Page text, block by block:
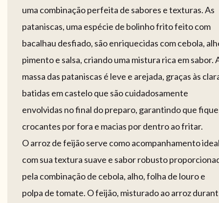
uma combinação perfeita de sabores e texturas. As
pataniscas, uma espécie de bolinho frito feito com
bacalhau desfiado, são enriquecidas com cebola,
pimento e salsa, criando uma mistura rica em sabor.
massa das pataniscas é leve e arejada, graças às
batidas em castelo que são cuidadosamente
envolvidas no final do preparo, garantindo que
crocantes por fora e macias por dentro ao fritar.
O arroz de feijão serve como acompanhamento
com sua textura suave e sabor robusto
pela combinação de cebola, alho, folha de louro e
polpa de tomate. O feijão, misturado ao arroz